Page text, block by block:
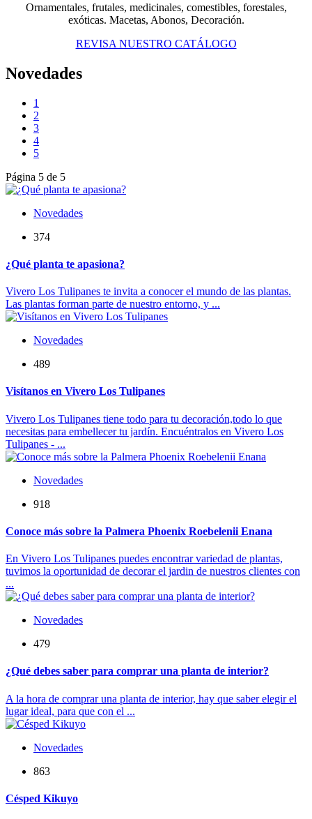
Ornamentales, frutales, medicinales, comestibles, forestales,
exóticas. Macetas, Abonos, Decoración.
REVISA NUESTRO CATÁLOGO
Novedades
1
2
3
4
5
Página 5 de 5
Novedades
374
¿Qué planta te apasiona?
Vivero Los Tulipanes te invita a conocer el mundo de las plantas.
Las plantas forman parte de nuestro entorno, y ...
Novedades
489
Visítanos en Vivero Los Tulipanes
Vivero Los Tulipanes tiene todo para tu decoración,todo lo que
necesitas para embellecer tu jardín. Encuéntralos en Vivero Los
Tulipanes - ...
Novedades
918
Conoce más sobre la Palmera Phoenix Roebelenii Enana
En Vivero Los Tulipanes puedes encontrar variedad de plantas,
tuvimos la oportunidad de decorar el jardin de nuestros clientes con
...
Novedades
479
¿Qué debes saber para comprar una planta de interior?
A la hora de comprar una planta de interior, hay que saber elegir el
lugar ideal, para que con el ...
Novedades
863
Césped Kikuyo